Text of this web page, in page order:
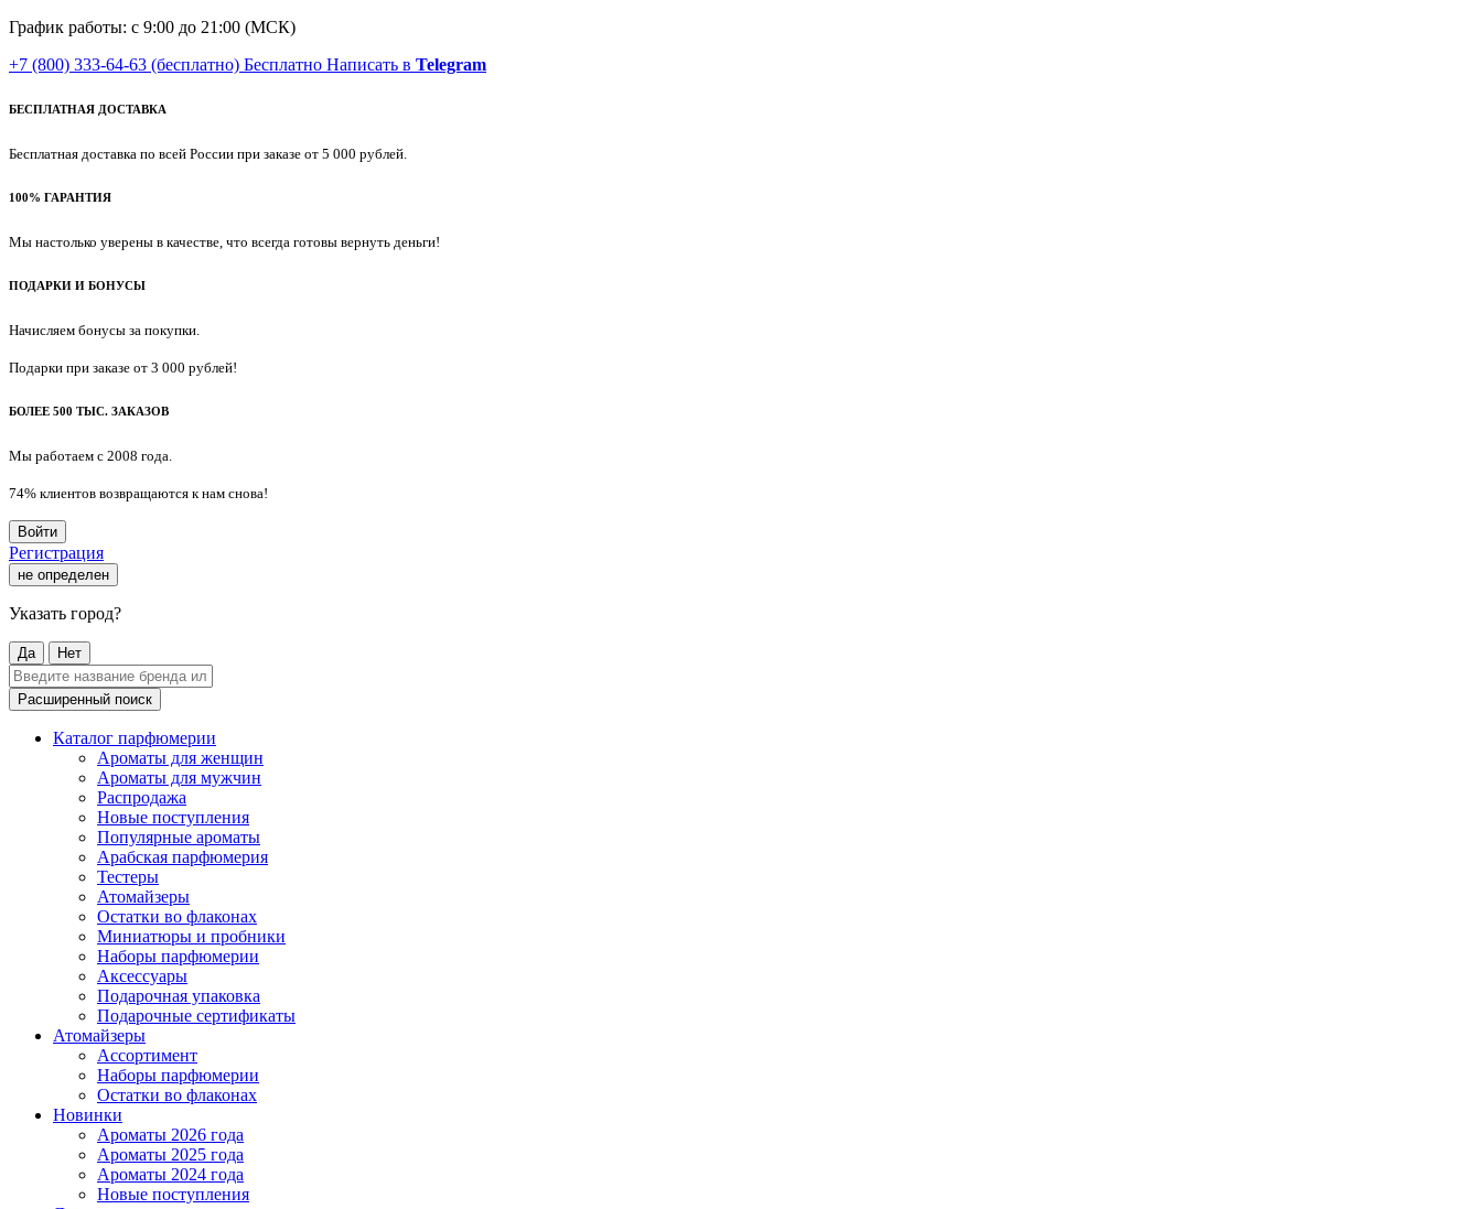
График работы: с 9:00 до 21:00 (МСК)
+7 (800) 333-64-63 (бесплатно) Бесплатно Написать в Telegram
БЕСПЛАТНАЯ ДОСТАВКА
Бесплатная доставка по всей России при заказе от 5 000 рублей.
100% ГАРАНТИЯ
Мы настолько уверены в качестве, что всегда готовы вернуть деньги!
ПОДАРКИ И БОНУСЫ
Начисляем бонусы за покупки.
Подарки при заказе от 3 000 рублей!
БОЛЕЕ 500 ТЫС. ЗАКАЗОВ
Мы работаем с 2008 года.
74% клиентов возвращаются к нам снова!
Войти
Регистрация
не определен
Указать город?
Да Нет
Расширенный поиск
Каталог парфюмерии
Ароматы для женщин
Ароматы для мужчин
Распродажа
Новые поступления
Популярные ароматы
Арабская парфюмерия
Тестеры
Атомайзеры
Остатки во флаконах
Миниатюры и пробники
Наборы парфюмерии
Аксессуары
Подарочная упаковка
Подарочные сертификаты
Атомайзеры
Ассортимент
Наборы парфюмерии
Остатки во флаконах
Новинки
Ароматы 2026 года
Ароматы 2025 года
Ароматы 2024 года
Новые поступления